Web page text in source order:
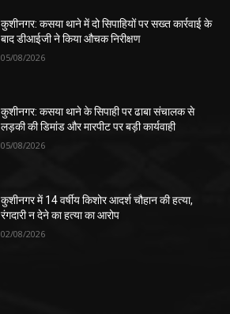
कुशीनगर: कसया थाने में दो सिपाहियों पर सख्त कार्रवाई के
बाद डीआईजी ने किया औचक निरीक्षण
05/08/2026
कुशीनगर: कसया थाने के सिपाही पर ढाबा संचालक से
लड़की की डिमांड और मारपीट पर बड़ी कार्यवाही
05/08/2026
कुशीनगर में 14 वर्षीय किशोर आदर्श चौहान की हत्या,
रंगदारी न देने का हत्या का आरोप
02/08/2026